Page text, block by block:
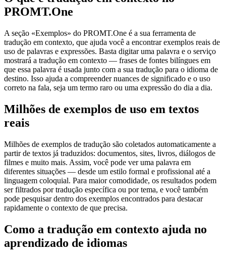
PROMT.One
A seção «Exemplos» do PROMT.One é a sua ferramenta de
tradução em contexto, que ajuda você a encontrar exemplos reais de
uso de palavras e expressões. Basta digitar uma palavra e o serviço
mostrará a tradução em contexto — frases de fontes bilíngues em
que essa palavra é usada junto com a sua tradução para o idioma de
destino. Isso ajuda a compreender nuances de significado e o uso
correto na fala, seja um termo raro ou uma expressão do dia a dia.
Milhões de exemplos de uso em textos
reais
Milhões de exemplos de tradução são coletados automaticamente a
partir de textos já traduzidos: documentos, sites, livros, diálogos de
filmes e muito mais. Assim, você pode ver uma palavra em
diferentes situações — desde um estilo formal e profissional até a
linguagem coloquial. Para maior comodidade, os resultados podem
ser filtrados por tradução específica ou por tema, e você também
pode pesquisar dentro dos exemplos encontrados para destacar
rapidamente o contexto de que precisa.
Como a tradução em contexto ajuda no
aprendizado de idiomas